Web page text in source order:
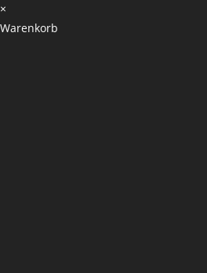
×
Warenkorb